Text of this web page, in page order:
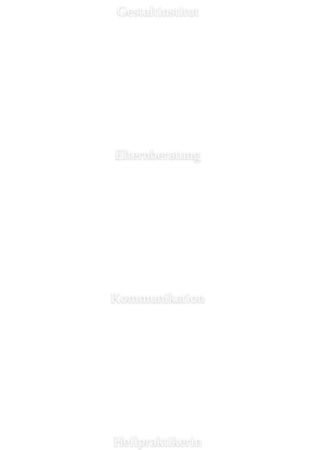
Gestaltinstitut
Elternberatung
Kommunikation
Heilpraktikerin